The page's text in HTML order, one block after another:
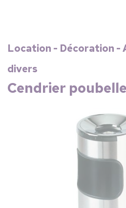
Location - Décoration -
divers
Cendrier